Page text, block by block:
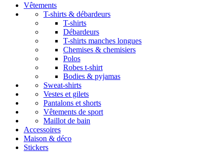
Vêtements
T-shirts & débardeurs
T-shirts
Débardeurs
T-shirts manches longues
Chemises & chemisiers
Polos
Robes t-shirt
Bodies & pyjamas
Sweat-shirts
Vestes et gilets
Pantalons et shorts
Vêtements de sport
Maillot de bain
Accessoires
Maison & déco
Stickers